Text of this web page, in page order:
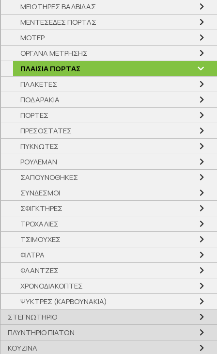
ΜΕΙΩΤΗΡΕΣ ΒΑΛΒΙΔΑΣ
ΜΕΝΤΕΣΕΔΕΣ ΠΟΡΤΑΣ
ΜΟΤΕΡ
ΟΡΓΑΝΑ ΜΕΤΡΗΣΗΣ
ΠΛΑΙΣΙΑ ΠΟΡΤΑΣ
ΠΛΑΚΕΤΕΣ
ΠΟΔΑΡΑΚΙΑ
ΠΟΡΤΕΣ
ΠΡΕΣΟΣΤΑΤΕΣ
ΠΥΚΝΩΤΕΣ
ΡΟΥΛΕΜΑΝ
ΣΑΠΟΥΝΟΘΗΚΕΣ
ΣΥΝΔΕΣΜΟΙ
ΣΦΙΓΚΤΗΡΕΣ
ΤΡΟΧΑΛΙΕΣ
ΤΣΙΜΟΥΧΕΣ
ΦΙΛΤΡΑ
ΦΛΑΝΤΖΕΣ
ΧΡΟΝΟΔΙΑΚΟΠΤΕΣ
ΨΥΚΤΡΕΣ (ΚΑΡΒΟΥΝΑΚΙΑ)
ΣΤΕΓΝΩΤΗΡΙΟ
ΠΛΥΝΤΗΡΙΟ ΠΙΑΤΩΝ
ΚΟΥΖΙΝΑ